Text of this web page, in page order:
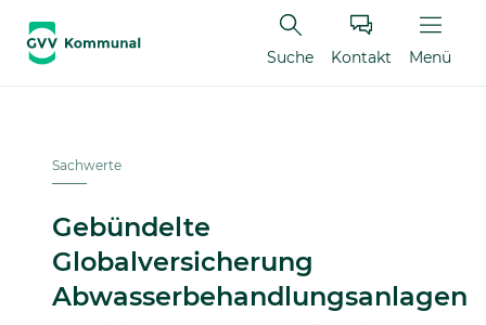
Suche Kontakt Menü
Sachwerte
Gebündelte
Globalversicherung
Abwasserbehandlungsanlagen